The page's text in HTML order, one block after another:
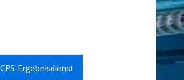
CPS-Ergebnisdienst